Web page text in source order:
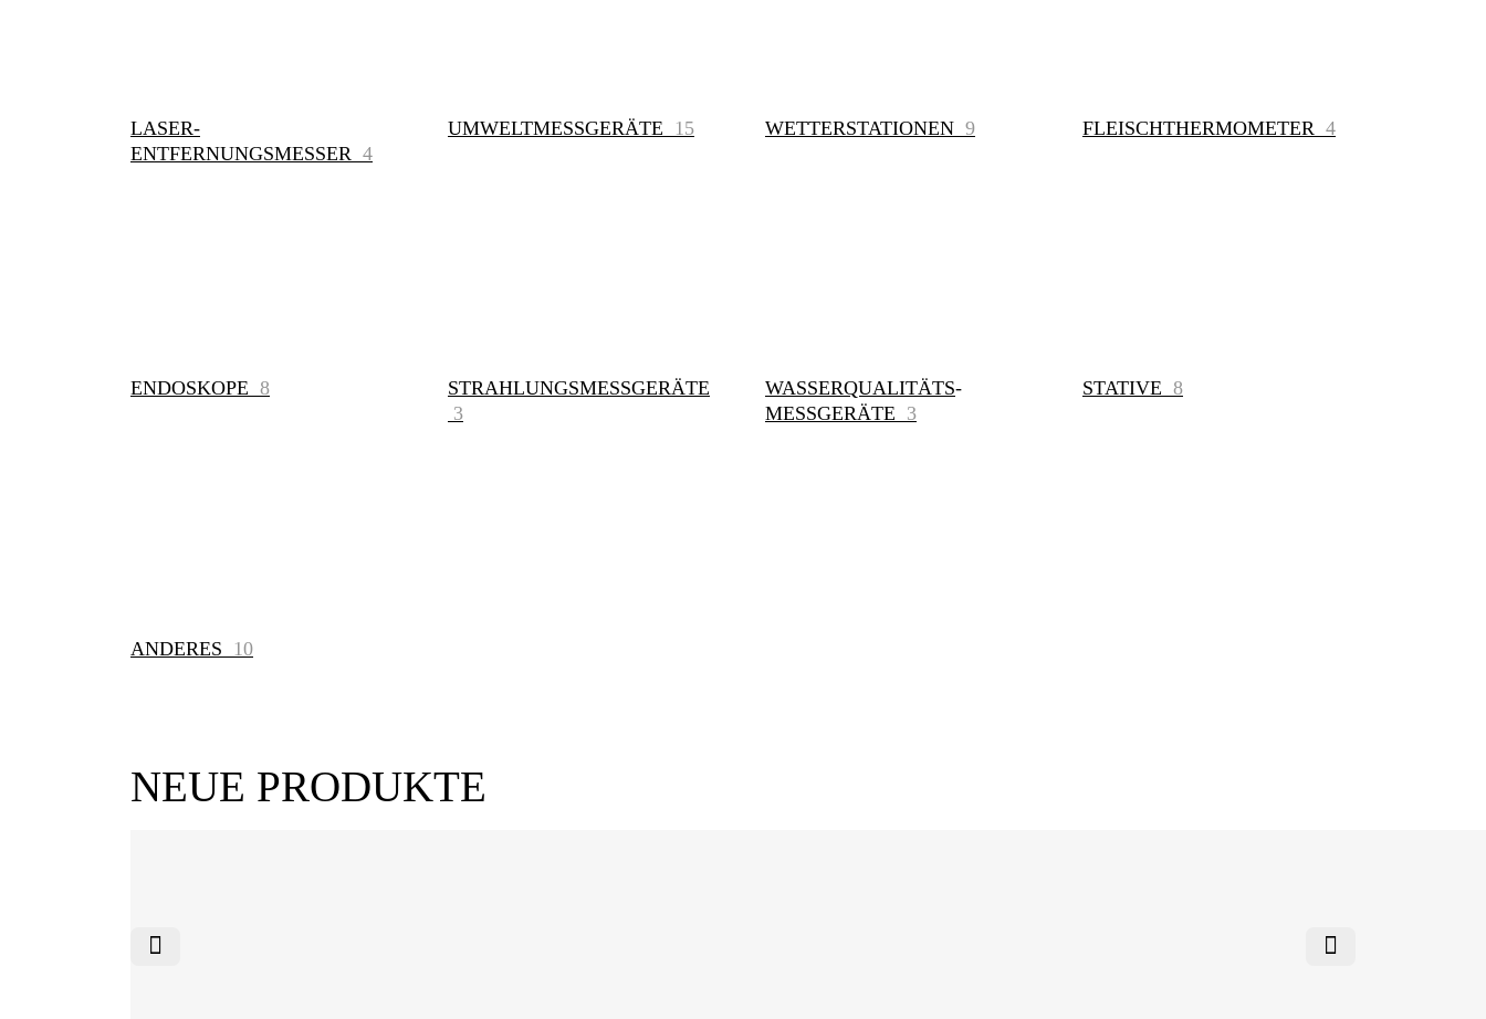
LASER-
ENTFERNUNGSMESSER 4
UMWELTMESSGERÄTE 15 WETTERSTATIONEN 9 FLEISCHTHERMOMETER 4
ENDOSKOPE 8
STRAHLUNGSMESSGERÄTE
3
WASSERQUALITÄTS-
MESSGERÄTE 3
STATIVE 8
ANDERES 10
NEUE PRODUKTE